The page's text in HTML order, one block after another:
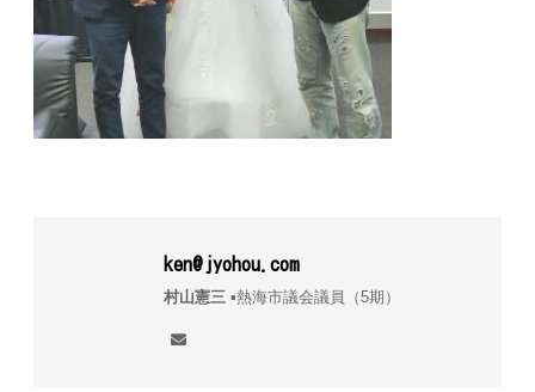
ken@jyohou.com
村山憲三▪︎熱海市議会議員（5期）